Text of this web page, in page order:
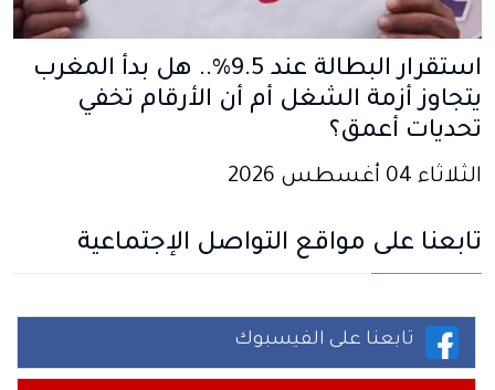
استقرار البطالة عند 9.5%.. هل بدأ المغرب
يتجاوز أزمة الشغل أم أن الأرقام تخفي
تحديات أعمق؟
الثلاثاء 04 أغسطس 2026
تابعنا على مواقع التواصل الإجتماعية
تابعنا على الفيسبوك